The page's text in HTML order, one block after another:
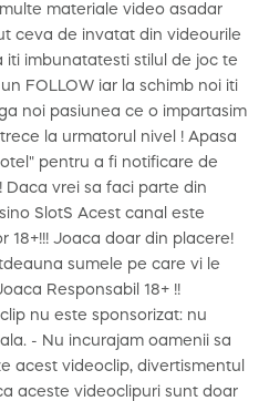
materiale video asadar
ceva de invatat din videourile
iti imbunatatesti stilul de joc te
FOLLOW iar la schimb noi iti
noi pasiunea ce o impartasim
la urmatorul nivel ! Apasa
pentru a fi notificare de
vrei sa faci parte din
SlotS Acest canal este
18+!!! Joaca doar din placere!
sumele pe care vi le
Responsabil 18+ !!
nu este sponsorizat: nu
- Nu incurajam oamenii sa
acest videoclip, divertismentul
aceste videoclipuri sunt doar